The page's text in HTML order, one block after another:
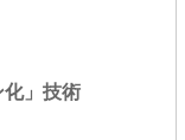
化」技術